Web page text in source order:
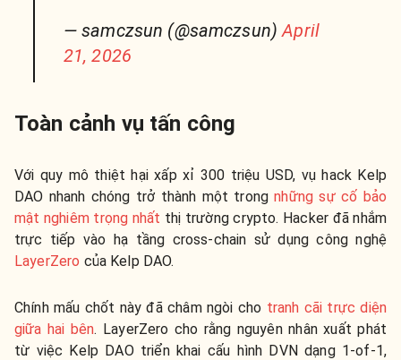
— samczsun (@samczsun)April
21, 2026
Toàn cảnh vụ tấn công
Với quy mô thiệt hại xấp xỉ 300 triệu USD, vụ hack Kelp
DAO nhanh chóng trở thành một trongnhững sự cố bảo
mật nghiêm trọng nhất thị trường crypto. Hacker đã nhắm
trực tiếp vào hạ tầng cross-chain sử dụng công nghệ
LayerZero của Kelp DAO.
Chính mấu chốt này đã châm ngòi cho tranh cãi trực diện
giữa hai bên. LayerZero cho rằng nguyên nhân xuất phát
từ việc Kelp DAO triển khai cấu hình DVN dạng 1-of-1,